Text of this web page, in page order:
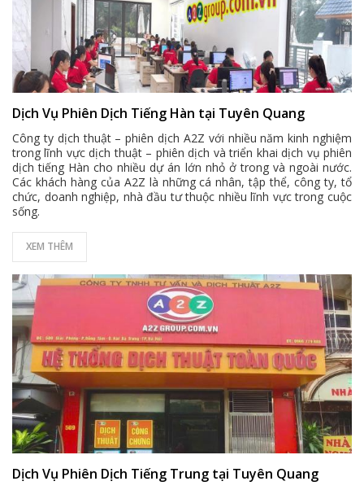
Dịch Vụ Phiên Dịch Tiếng Hàn tại Tuyên Quang
Công ty dịch thuật – phiên dịch A2Z với nhiều năm kinh nghiệm
trong lĩnh vực dịch thuật – phiên dịch và triển khai dịch vụ phiên
dịch tiếng Hàn cho nhiều dự án lớn nhỏ ở trong và ngoài nước.
Các khách hàng của A2Z là những cá nhân, tập thể, công ty, tổ
chức, doanh nghiệp, nhà đầu tư thuộc nhiều lĩnh vực trong cuộc
sống.
XEM THÊM
Dịch Vụ Phiên Dịch Tiếng Trung tại Tuyên Quang